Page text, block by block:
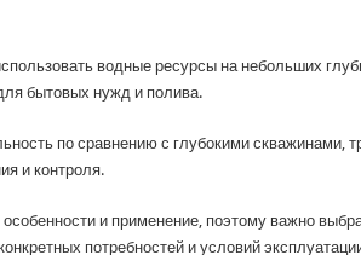
водные ресурсы на небольших
бытовых нужд и полива.
по сравнению с глубокими скважинами,
и контроля.
и применение, поэтому важно
потребностей и условий